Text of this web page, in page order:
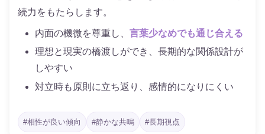
続力をもたらします。
内面の機微を尊重し、言葉少なめでも通じ合える
理想と現実の橋渡しができ、長期的な関係設計が
しやすい
対立時も原則に立ち返り、感情的になりにくい
#相性が良い傾向 #静かな共鳴 #長期視点